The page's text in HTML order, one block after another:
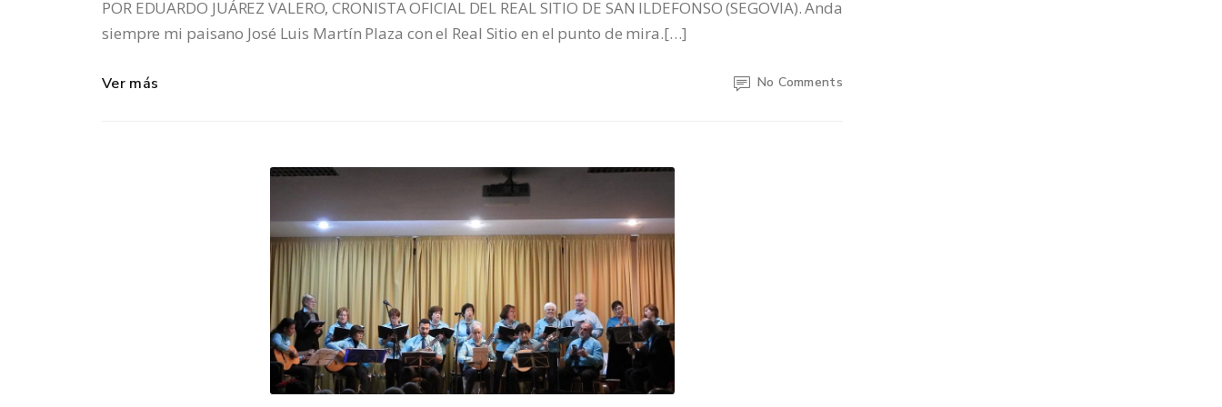
POR EDUARDO JUÁREZ VALERO, CRONISTA OFICIAL DEL REAL SITIO DE SAN ILDEFONSO (SEGOVIA). Anda
siempre mi paisano José Luis Martín Plaza con el Real Sitio en el punto de mira.[…]
Ver más No Comments